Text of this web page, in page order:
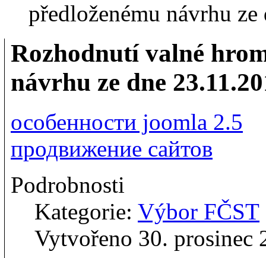
předloženému návrhu
Rozhodnutí valné
návrhu ze dne
особенности joomla 2.5
продвижение сайтов
Podrobnosti
Kategorie: Výbor FČST
Vytvořeno 30. prosinec